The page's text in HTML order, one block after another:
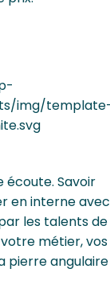
écoute. Savoir
en interne avec
les talents de
métier, vos
pierre angulaire